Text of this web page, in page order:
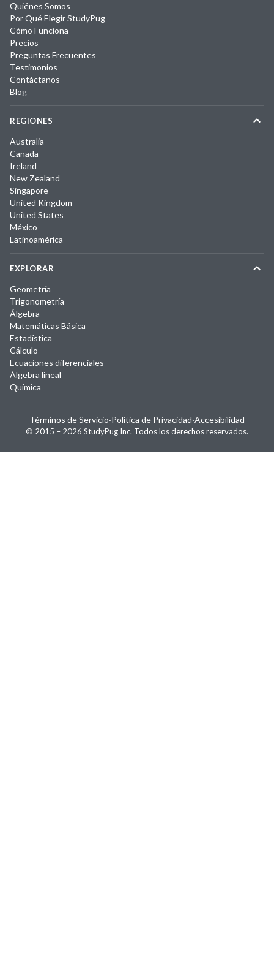
Quiénes Somos
Por Qué Elegir StudyPug
Cómo Funciona
Precios
Preguntas Frecuentes
Testimonios
Contáctanos
Blog
REGIONES
Australia
Canada
Ireland
New Zealand
Singapore
United Kingdom
United States
México
Latinoamérica
EXPLORAR
Geometría
Trigonometría
Álgebra
Matemáticas Básica
Estadística
Cálculo
Ecuaciones diferenciales
Álgebra lineal
Química
© 2015 – 2026 StudyPug Inc. Todos los derechos reservados.
Términos de Servicio·Política de Privacidad·Accesibilidad